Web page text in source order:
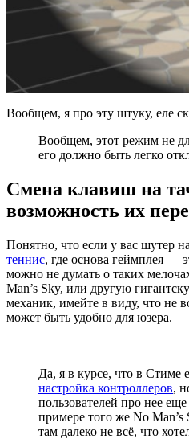
Вообщем, я про эту штуку, еле
Вообщем, этот режим не
его должно быть легко
Смена клавиш на
возможность их
Понятно, что если у вас шутер
теннис, где основа геймплея —
можно не думать о таких
Man’s Sky, или другую
механик, имейте в виду, что не
может быть удобно для юзера.
Да, я в курсе, что в Стиме
настройка контроллеров,
пользователей про нее
примере того же No Man’s
там далеко не всё, что